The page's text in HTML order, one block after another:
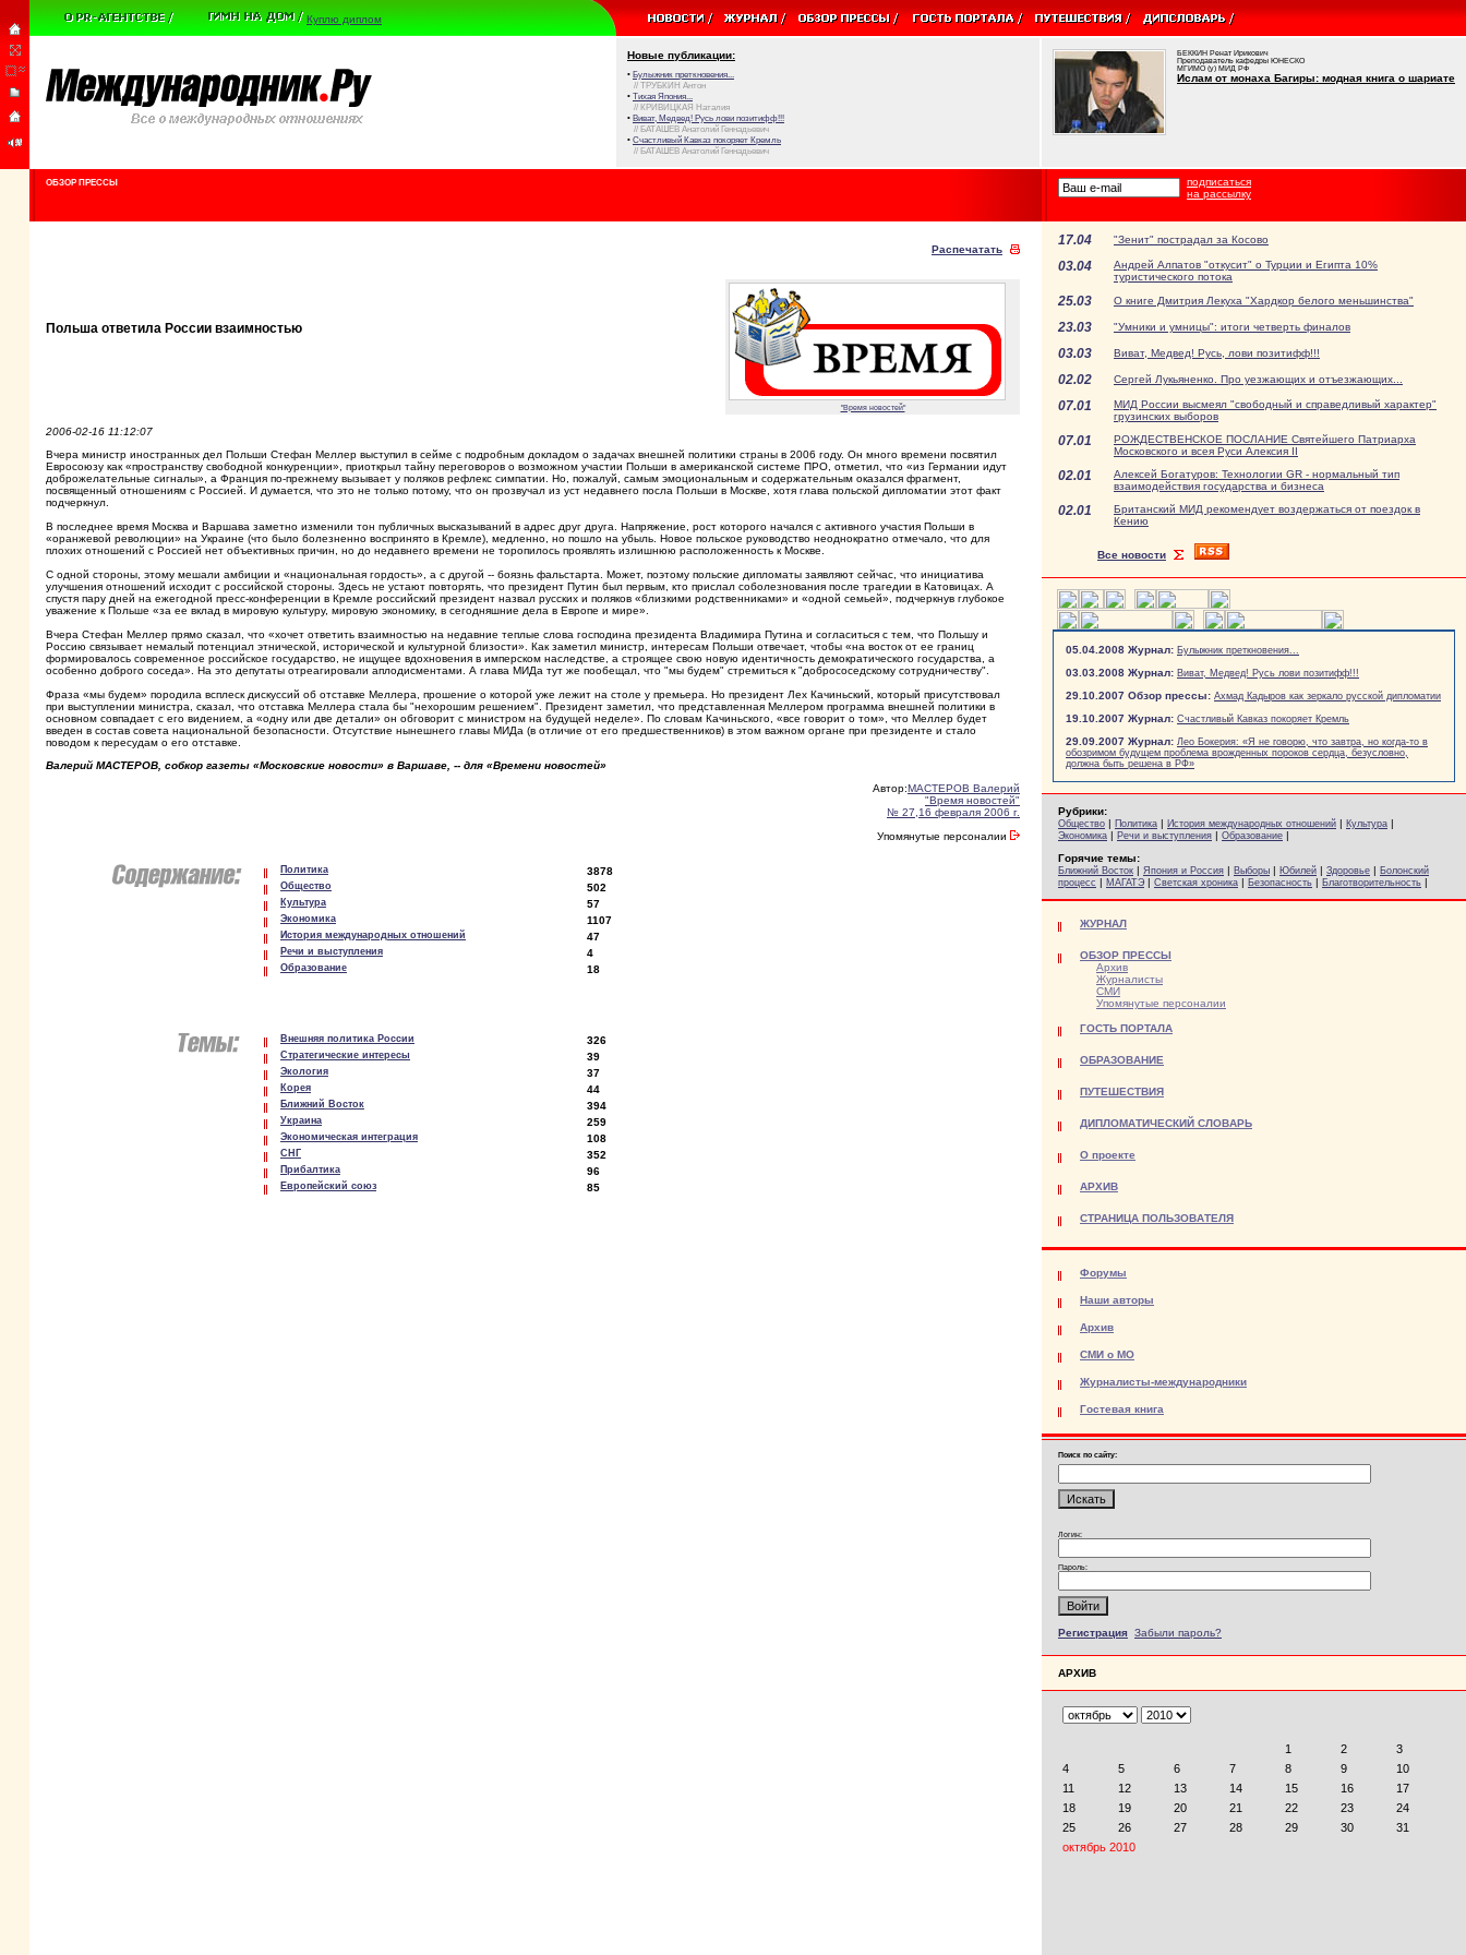
Куплю диплом
Новые публикации:
• Булыжник преткновения...
// ТРУБКИН Антон
• Тихая Япония...
// КРИВИЦКАЯ Наталия
• Виват, Медвед! Русь лови позитифф!!!
// БАТАШЕВ Анатолий Геннадьевич
• Счастливый Кавказ покоряет Кремль
// БАТАШЕВ Анатолий Геннадьевич
БЕККИН Ренат Ирикович
Преподаватель кафедры ЮНЕСКО
МГИМО (у) МИД РФ
Ислам от монаха Багиры: модная книга о шариате
ОБЗОР ПРЕССЫ
подписаться
на рассылку
Распечатать
Польша ответила России взаимностью
"Время новостей"
2006-02-16 11:12:07
Вчера министр иностранных дел Польши Стефан Меллер выступил в сейме с подробным докладом о задачах внешней политики страны в 2006 году. Он много времени посвятил
Евросоюзу как «пространству свободной конкуренции», приоткрыл тайну переговоров о возможном участии Польши в американской системе ПРО, отметил, что «из Германии идут
доброжелательные сигналы», а Франция по-прежнему вызывает у поляков рефлекс симпатии. Но, пожалуй, самым эмоциональным и содержательным оказался фрагмент,
посвященный отношениям с Россией. И думается, что это не только потому, что он прозвучал из уст недавнего посла Польши в Москве, хотя глава польской дипломатии этот факт
подчеркнул.
В последнее время Москва и Варшава заметно изменили тон публичных высказываний в адрес друг друга. Напряжение, рост которого начался с активного участия Польши в
«оранжевой революции» на Украине (что было болезненно воспринято в Кремле), медленно, но пошло на убыль. Новое польское руководство неоднократно отмечало, что для
плохих отношений с Россией нет объективных причин, но до недавнего времени не торопилось проявлять излишнюю расположенность к Москве.
С одной стороны, этому мешали амбиции и «национальная гордость», а с другой -- боязнь фальстарта. Может, поэтому польские дипломаты заявляют сейчас, что инициатива
улучшения отношений исходит с российской стороны. Здесь не устают повторять, что президент Путин был первым, кто прислал соболезнования после трагедии в Катовицах. А
спустя пару дней на ежегодной пресс-конференции в Кремле российский президент назвал русских и поляков «близкими родственниками» и «одной семьей», подчеркнув глубокое
уважение к Польше «за ее вклад в мировую культуру, мировую экономику, в сегодняшние дела в Европе и мире».
Вчера Стефан Меллер прямо сказал, что «хочет ответить взаимностью на недавние теплые слова господина президента Владимира Путина и согласиться с тем, что Польшу и
Россию связывает немалый потенциал этнической, исторической и культурной близости». Как заметил министр, интересам Польши отвечает, чтобы «на восток от ее границ
формировалось современное российское государство, не ищущее вдохновения в имперском наследстве, а строящее свою новую идентичность демократического государства, а
особенно доброго соседа». На это депутаты отреагировали аплодисментами. А глава МИДа тут же пообещал, что "мы будем" стремиться к "добрососедскому сотрудничеству".
Фраза «мы будем» породила всплеск дискуссий об отставке Меллера, прошение о которой уже лежит на столе у премьера. Но президент Лех Качиньский, который присутствовал
при выступлении министра, сказал, что отставка Меллера стала бы "нехорошим решением". Президент заметил, что представленная Меллером программа внешней политики в
основном совпадает с его видением, а «одну или две детали» он обговорит с министром на будущей неделе». По словам Качиньского, «все говорит о том», что Меллер будет
введен в состав совета национальной безопасности. Отсутствие нынешнего главы МИДа (в отличие от его предшественников) в этом важном органе при президенте и стало
поводом к пересудам о его отставке.
Валерий МАСТЕРОВ, собкор газеты «Московские новости» в Варшаве, -- для «Времени новостей»
Автор:МАСТЕРОВ Валерий
"Время новостей"
№ 27,16 февраля 2006 г.
Упомянутые персоналии
Политика 3878
Общество 502
Культура 57
Экономика 1107
История международных отношений 47
Речи и выступления 4
Образование 18
Внешняя политика России 326
Стратегические интересы 39
Экология 37
Корея 44
Ближний Восток 394
Украина 259
Экономическая интеграция 108
СНГ 352
Прибалтика 96
Европейский союз 85
17.04 "Зенит" пострадал за Косово
03.04
Андрей Алпатов "откусит" о Турции и Египта 10%
туристического потока
25.03 О книге Дмитрия Лекуха "Хардкор белого меньшинства"
23.03 "Умники и умницы": итоги четверть финалов
03.03 Виват, Медвед! Русь, лови позитифф!!!
02.02 Сергей Лукьяненко. Про уезжающих и отъезжающих...
07.01
МИД России высмеял "свободный и справедливый характер"
грузинских выборов
07.01
РОЖДЕСТВЕНСКОЕ ПОСЛАНИЕ Святейшего Патриарха
Московского и всея Руси Алексия II
02.01
Алексей Богатуров: Технологии GR - нормальный тип
взаимодействия государства и бизнеса
02.01
Британский МИД рекомендует воздержаться от поездок в
Кению
Все новости
05.04.2008 Журнал: Булыжник преткновения...
03.03.2008 Журнал: Виват, Медвед! Русь лови позитифф!!!
29.10.2007 Обзор прессы: Ахмад Кадыров как зеркало русской дипломатии
19.10.2007 Журнал: Счастливый Кавказ покоряет Кремль
29.09.2007 Журнал: Лео Бокерия: «Я не говорю, что завтра, но когда-то в
обозримом будущем проблема врожденных пороков сердца, безусловно,
должна быть решена в РФ»
Рубрики:
Общество | Политика | История международных отношений | Культура |
Экономика | Речи и выступления | Образование |
Горячие темы:
Ближний Восток | Япония и Россия | Выборы | Юбилей | Здоровье | Болонский
процесс | МАГАТЭ | Светская хроника | Безопасность | Благотворительность |
ЖУРНАЛ
ОБЗОР ПРЕССЫ
Архив
Журналисты
СМИ
Упомянутые персоналии
ГОСТЬ ПОРТАЛА
ОБРАЗОВАНИЕ
ПУТЕШЕСТВИЯ
ДИПЛОМАТИЧЕСКИЙ СЛОВАРЬ
О проекте
АРХИВ
СТРАНИЦА ПОЛЬЗОВАТЕЛЯ
Форумы
Наши авторы
Архив
СМИ о МО
Журналисты-международники
Гостевая книга
Поиск по сайту:
Логин:
Пароль:
Регистрация Забыли пароль?
АРХИВ